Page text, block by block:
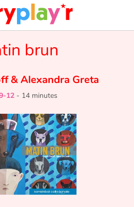
brun
&Alexandra Greta
12 - 14 minutes